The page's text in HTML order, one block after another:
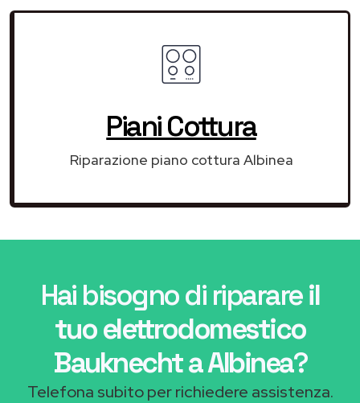
Piani Cottura
Riparazione piano cottura Albinea
Hai bisogno di riparareil
tuo elettrodomestico
Bauknecht a Albinea?
Telefona subito per richiedere assistenza.